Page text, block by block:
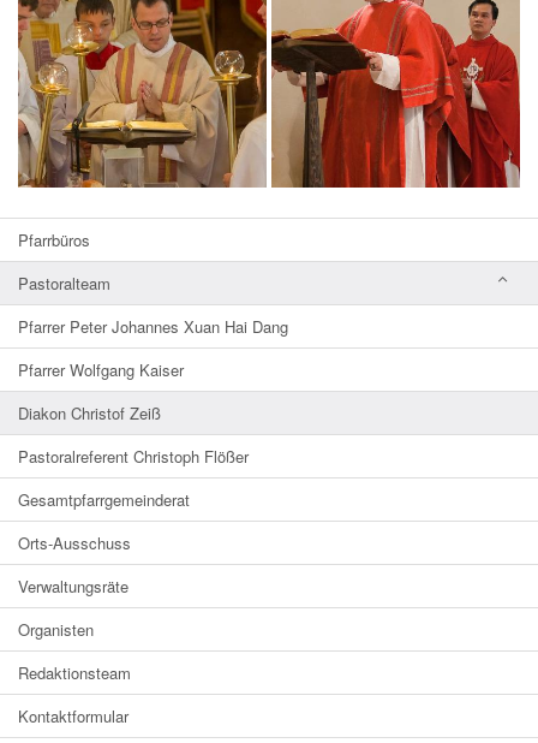
Pfarrbüros
Pastoralteam
Pfarrer Peter Johannes Xuan Hai Dang
Pfarrer Wolfgang Kaiser
Diakon Christof Zeiß
Pastoralreferent Christoph Flößer
Gesamtpfarrgemeinderat
Orts-Ausschuss
Verwaltungsräte
Organisten
Redaktionsteam
Kontaktformular